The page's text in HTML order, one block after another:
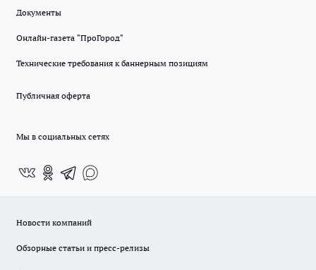
Документы
Онлайн-газета "ПроГород"
Технические требования к баннерным позициям
Публичная оферта
Мы в социальных сетях
Новости компаний
Обзорные статьи и пресс-релизы